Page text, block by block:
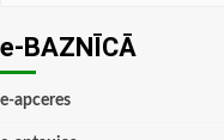
e-BAZNĪCĀ
e-apceres